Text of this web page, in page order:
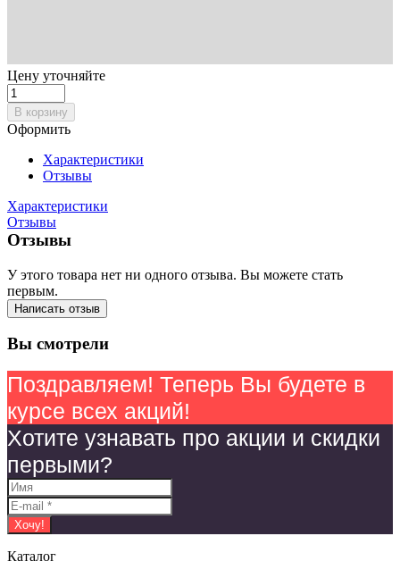
Цену уточняйте
В корзину
Оформить
Характеристики
Отзывы
Характеристики
Отзывы
Отзывы
У этого товара нет ни одного отзыва. Вы можете стать
первым.
Написать отзыв
Вы смотрели
Поздравляем! Теперь Вы будете в
курсе всех акций!
Хотите узнавать про акции и скидки
первыми?
Каталог